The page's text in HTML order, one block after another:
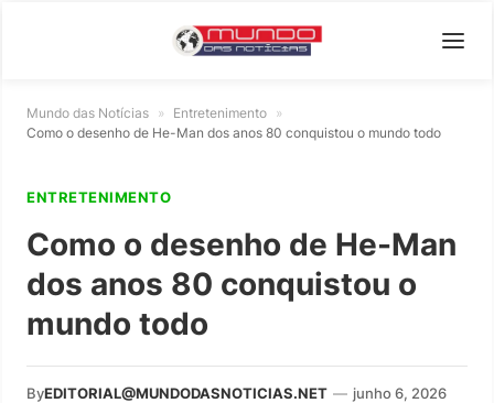
Mundo das Notícias » Entretenimento »
Como o desenho de He-Man dos anos 80 conquistou o mundo todo
ENTRETENIMENTO
Como o desenho de He-Man
dos anos 80 conquistou o
mundo todo
ByEDITORIAL@MUNDODASNOTICIAS.NET — junho 6, 2026